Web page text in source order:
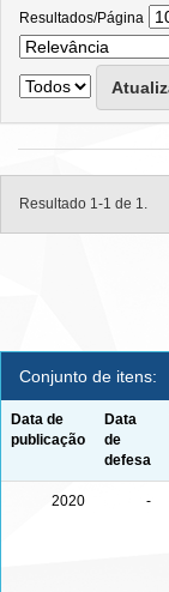
Resultados/Página
Resultado 1-1 de 1.
Conjunto de itens:
Data de
publicação
Data
de
defesa
2020 -